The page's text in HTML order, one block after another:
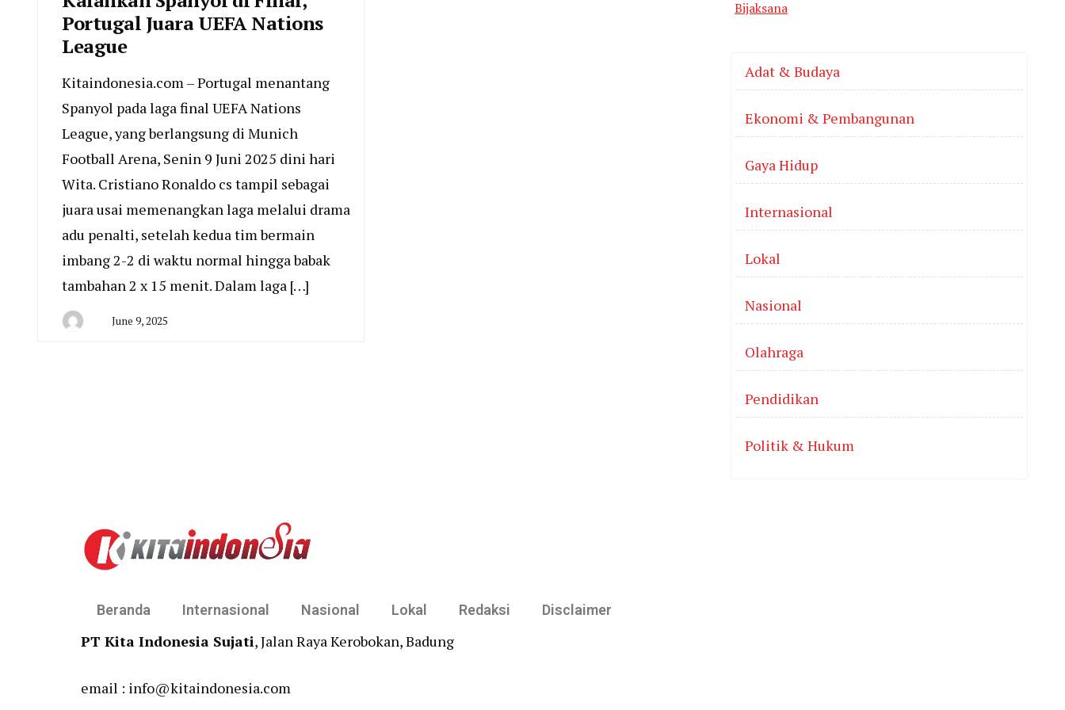
Portugal Juara UEFA Nations
League
Kitaindonesia.com – Portugal menantang
Spanyol pada laga final UEFA Nations
League, yang berlangsung di Munich
Football Arena, Senin 9 Juni 2025 dini hari
Wita. Cristiano Ronaldo cs tampil sebagai
juara usai memenangkan laga melalui drama
adu penalti, setelah kedua tim bermain
imbang 2-2 di waktu normal hingga babak
tambahan 2 x 15 menit. Dalam laga […]
June 9, 2025
Bijaksana
Adat & Budaya
Ekonomi & Pembangunan
Gaya Hidup
Internasional
Lokal
Nasional
Olahraga
Pendidikan
Politik & Hukum
Beranda Internasional Nasional Lokal Redaksi Disclaimer
PT Kita Indonesia Sujati, Jalan Raya Kerobokan, Badung
email : info@kitaindonesia.com